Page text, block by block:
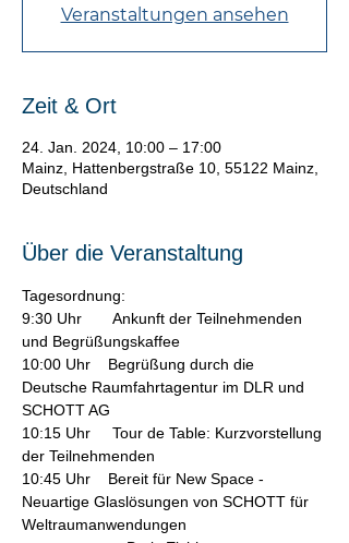
Veranstaltungen ansehen
Zeit & Ort
24. Jan. 2024, 10:00 – 17:00
Mainz, Hattenbergstraße 10, 55122 Mainz,
Deutschland
Über die Veranstaltung
Tagesordnung:
9:30 Uhr       Ankunft der Teilnehmenden
und Begrüßungskaffee
10:00 Uhr    Begrüßung durch die
Deutsche Raumfahrtagentur im DLR und
SCHOTT AG
10:15 Uhr     Tour de Table: Kurzvorstellung
der Teilnehmenden
10:45 Uhr    Bereit für New Space -
Neuartige Glaslösungen von SCHOTT für
Weltraumanwendungen